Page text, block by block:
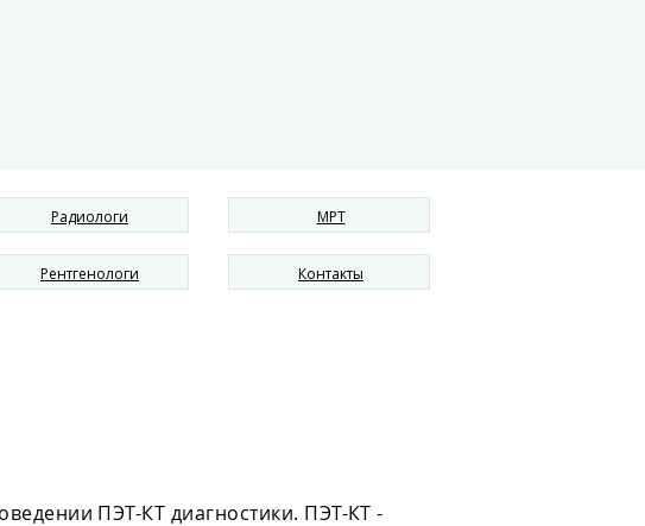
Радиологи
Рентгенологи
МРТ
Контакты
ПЭТ-КТ диагностики. ПЭТ-КТ -